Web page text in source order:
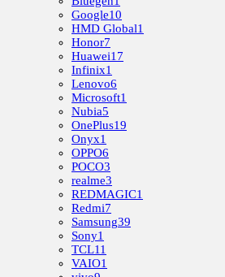
Google10
HMD Global1
Honor7
Huawei17
Infinix1
Lenovo6
Microsoft1
Nubia5
OnePlus19
Onyx1
OPPO6
POCO3
realme3
REDMAGIC1
Redmi7
Samsung39
Sony1
TCL11
VAIO1